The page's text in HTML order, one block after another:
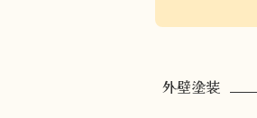
外壁塗装